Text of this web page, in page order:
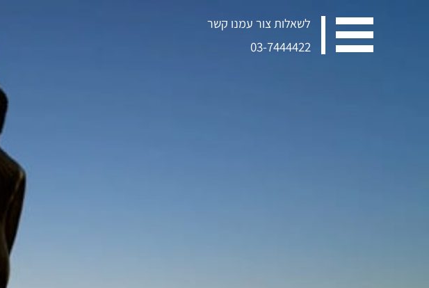
לשאלות צור עמנו קשר
03-7444422